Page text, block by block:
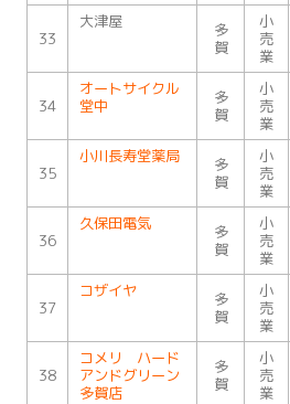
33
大津屋
多
賀
小
売
業
34
オートサイクル
堂中
多
賀
小
売
業
35
小川長寿堂薬局
多
賀
小
売
業
36
久保田電気
多
賀
小
売
業
37
コザイヤ
多
賀
小
売
業
38
コメリ ハード
アンドグリーン
多賀店
多
賀
小
売
業